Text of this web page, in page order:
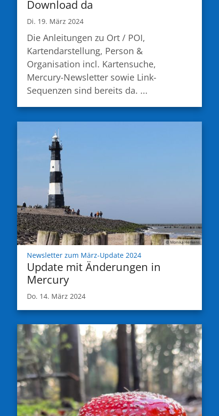
Download da
Di. 19. März 2024
Die Anleitungen zu Ort / POI,
Kartendarstellung, Person &
Organisation incl. Kartensuche,
Mercury-Newsletter sowie Link-
Sequenzen sind bereits da. ...
© Monika Herkens
Newsletter zum März-Update 2024:
Update mit Änderungen in
Mercury
Do. 14. März 2024